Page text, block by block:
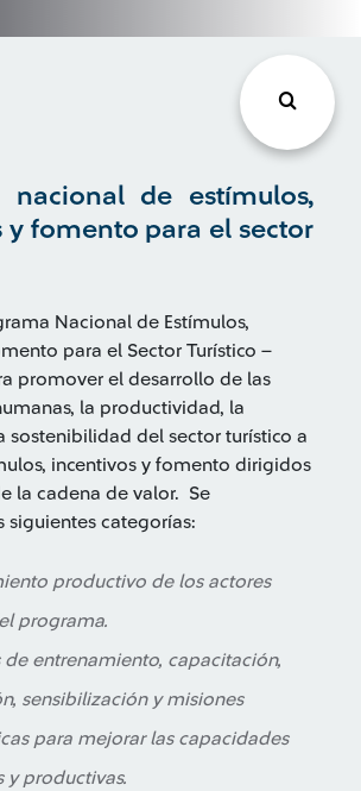
nacional de estímulos,
y fomento para el sector
Nacional de Estímulos,
para el Sector Turístico –
promover el desarrollo de las
la productividad, la
sostenibilidad del sector turístico a
incentivos y fomento dirigidos
la cadena de valor. Se
siguientes categorías:
productivo de los actores
programa.
de entrenamiento, capacitación,
sensibilización y misiones
para mejorar las capacidades
y productivas.